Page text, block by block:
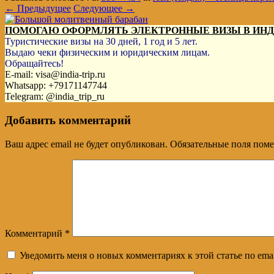
← Предыдущее Следующее →
ПОМОГАЮ ОФОРМЛЯТЬ ЭЛЕКТРОННЫЕ ВИЗЫ В
Туристические визы на 30 дней, 1 год и 5 лет.
Выдаю чеки физическим и юридическим лицам.
Обращайтесь!
E-mail: visa@india-trip.ru
Whatsapp: +79171147744
Telegram: @india_trip_ru
Добавить комментарий
Ваш адрес email не будет опубликован. Обязательные поля
Комментарий *
Уведомить меня о новых комментариях к этой статье по